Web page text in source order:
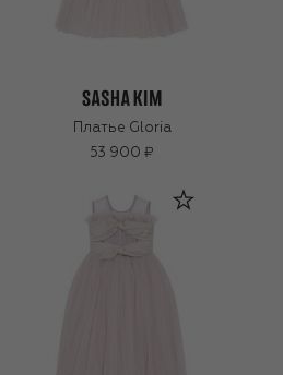
Платье Gloria
53 900 ₽